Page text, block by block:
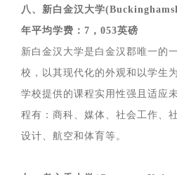
八、新白金汉大学
年平均学费：7，053英磅
新白金汉大学是白金汉郡唯一的
校，以其现代化的外观和以学生
学校提供的课程实用性强且适应
程有：商科、媒体、社会工作、
设计、航空和体育等。